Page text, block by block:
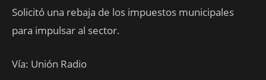
Solicitó una rebaja de los impuestos municipales
para impulsar al sector.
Vía: Unión Radio